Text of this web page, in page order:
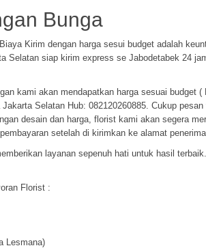
Bunga
Kirim dengan harga sesui budget adalah
Selatan siap kirim express se Jabodetabek 24
kami akan mendapatkan harga sesuai budget
Selatan Hub: 082120260885. Cukup
desain dan harga, florist kami akan segera
setelah di kirimkan ke alamat
layanan sepenuh hati untuk hasil terbaik.
Florist :
Lesmana)